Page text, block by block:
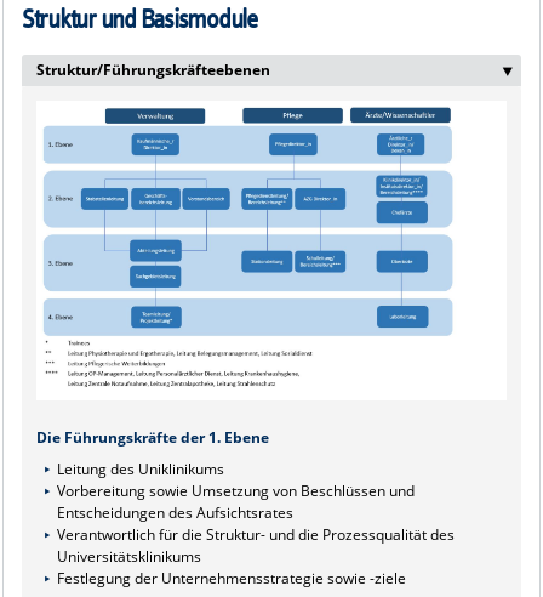
Struktur und Basismodule
Struktur/Führungskräfteebenen ‣
Die Führungskräfte der 1. Ebene
Leitung des Uniklinikums
Vorbereitung sowie Umsetzung von Beschlüssen und
Entscheidungen des Aufsichtsrates
Verantwortlich für die Struktur- und die Prozessqualität des
Universitätsklinikums
Festlegung der Unternehmensstrategie sowie -ziele